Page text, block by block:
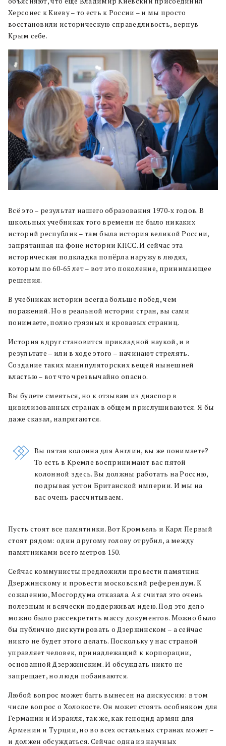
Херсонес к Киеву – то есть к России – и мы просто
восстановили историческую справедливость, вернув
Крым себе.
Всё это – результат нашего образования 1970-х годов. В
школьных учебниках того времени не было никаких
историй республик – там была история великой России,
запрятанная на фоне истории КПСС. И сейчас эта
историческая подкладка попёрла наружу в людях,
которым по 60-65 лет – вот это поколение, принимающее
решения.
В учебниках истории всегда больше побед, чем
поражений. Но в реальной истории стран, вы сами
понимаете, полно грязных и кровавых страниц.
История вдруг становится прикладной наукой, и в
результате – или в ходе этого – начинают стрелять.
Создание таких манипуляторских вещей нынешней
властью – вот что чрезвычайно опасно.
Вы будете смеяться, но к отзывам из диаспор в
цивилизованных странах в общем прислушиваются. Я бы
даже сказал, напрягаются.
Вы пятая колонна для Англии, вы же понимаете?
То есть в Кремле воспринимают вас пятой
колонной здесь. Вы должны работать на Россию,
подрывая устои Британской империи. И мы на
вас очень рассчитываем.
Пусть стоят все памятники. Вот Кромвель и Карл Первый
стоят рядом: один другому голову отрубил, а между
памятниками всего метров 150.
Сейчас коммунисты предложили провести памятник
Дзержинскому и провести московский референдум. К
сожалению, Мосгордума отказала. А я считал это очень
полезным и всячески поддерживал идею. Под это дело
можно было рассекретить массу документов. Можно было
бы публично дискутировать о Дзержинском – а сейчас
никто не будет этого делать. Поскольку у нас страной
управляет человек, принадлежащий к корпорации,
основанной Дзержинским. И обсуждать никто не
запрещает, но люди побаиваются.
Любой вопрос может быть вынесен на дискуссию: в том
числе вопрос о Холокосте. Он может стоять особняком для
Германии и Израиля, так же, как геноцид армян для
Армении и Турции, но во всех остальных странах может –
и должен обсуждаться. Сейчас одна из научных